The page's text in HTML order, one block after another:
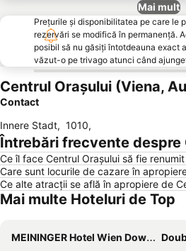
Mai mult
Prețurile și disponibilitatea pe care le
rezervări se modifică în permanență.
posibil să nu găsiți întotdeauna exact
văzut-o pe trivago atunci când
Centrul Oraşului (Viena,
Contact
Innere Stadt, 1010,
Întrebări frecvente despre
Ce îl face Centrul Oraşului să fie renumit
Care sunt locurile de cazare în
Ce alte atracții se află în apropiere de
Mai multe Hoteluri de Top
MEININGER Hotel Wien Downtown Franz